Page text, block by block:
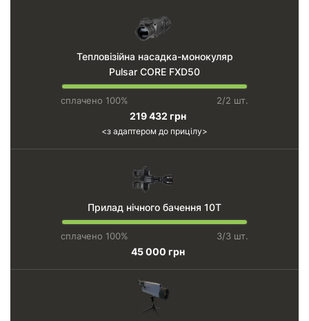
Тепловізійна насадка-монокуляр
Pulsar CORE FXD50
сплачено 100% 2/2 шт.
219 432 грн
з адаптером до прицілу
Прилад нічного бачення 10Т
сплачено 100% 3/3 шт.
45 000 грн